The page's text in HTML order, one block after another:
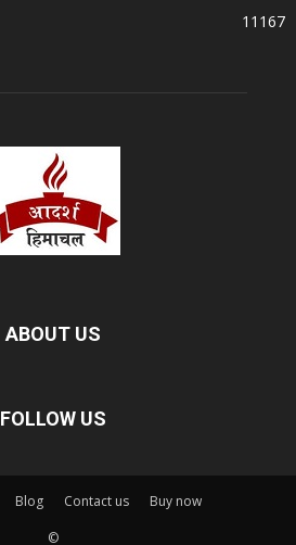
11167
ABOUT US
FOLLOW US
Blog Contact us
Buy now
©